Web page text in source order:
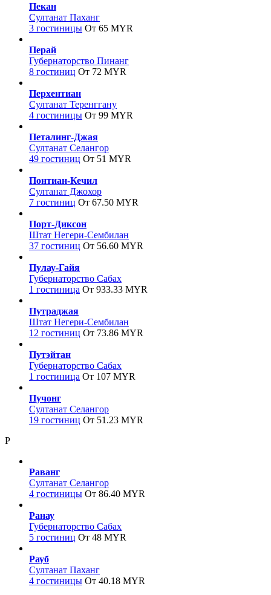
Пекан
Султанат Паханг
3 гостиницы От 65 MYR
Перай
Губернаторство Пинанг
8 гостиниц От 72 MYR
Перхентиан
Султанат Теренггану
4 гостиницы От 99 MYR
Петалинг-Джая
Султанат Селангор
49 гостиниц От 51 MYR
Понтиан-Кечил
Султанат Джохор
7 гостиниц От 67.50 MYR
Порт-Диксон
Штат Негери-Сембилан
37 гостиниц От 56.60 MYR
Пулау-Гайя
Губернаторство Сабах
1 гостиница От 933.33 MYR
Путраджая
Штат Негери-Сембилан
12 гостиниц От 73.86 MYR
Путэйтан
Губернаторство Сабах
1 гостиница От 107 MYR
Пучонг
Султанат Селангор
19 гостиниц От 51.23 MYR
Р
Раванг
Султанат Селангор
4 гостиницы От 86.40 MYR
Ранау
Губернаторство Сабах
5 гостиниц От 48 MYR
Рауб
Султанат Паханг
4 гостиницы От 40.18 MYR